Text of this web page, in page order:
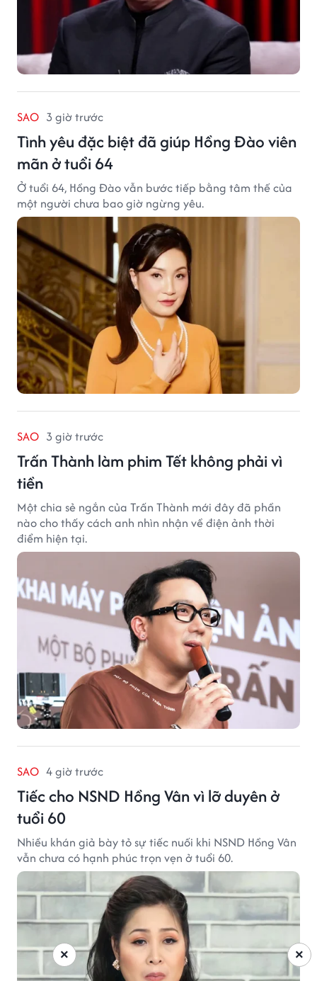
SAO 3 giờ trước
Tình yêu đặc biệt đã giúp Hồng Đào viên
mãn ở tuổi 64
Ở tuổi 64, Hồng Đào vẫn bước tiếp bằng tâm thế của
một người chưa bao giờ ngừng yêu.
SAO 3 giờ trước
Trấn Thành làm phim Tết không phải vì
tiền
Một chia sẻ ngắn của Trấn Thành mới đây đã phần
nào cho thấy cách anh nhìn nhận về điện ảnh thời
điểm hiện tại.
SAO 4 giờ trước
Tiếc cho NSND Hồng Vân vì lỡ duyên ở
tuổi 60
Nhiều khán giả bày tỏ sự tiếc nuối khi NSND Hồng Vân
vẫn chưa có hạnh phúc trọn vẹn ở tuổi 60.
×
×